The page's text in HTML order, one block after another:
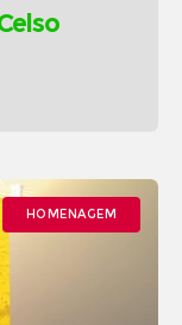
HOMENAGEM